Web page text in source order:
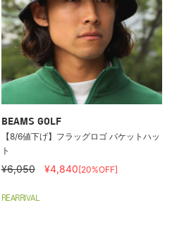
BEAMS GOLF
【8/6値下げ】フラッグロゴ バケットハッ
ト
¥6,050 ¥4,840[20%OFF]
REARRIVAL